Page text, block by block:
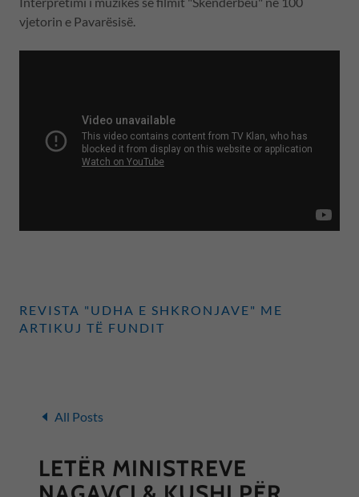
vjetorin e Pavarësisë.
REVISTA "UDHA E SHKRONJAVE" ME
ARTIKUJ TË FUNDIT
All Posts
LETËR MINISTREVE